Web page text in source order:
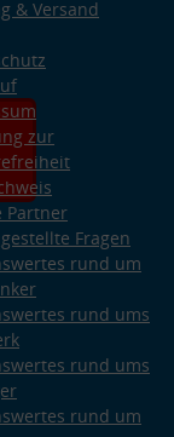
& Versand
zur
Partner
Fragen
rund um
rund ums
rund ums
rund um